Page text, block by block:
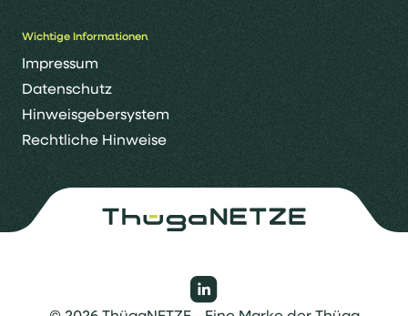
Wichtige Informationen
Impressum
Datenschutz
Hinweisgebersystem
Rechtliche Hinweise